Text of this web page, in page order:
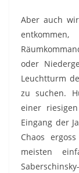
Aber auch
oder
Leuchtturm
zu suchen.
einer
Eingang der
Chaos
meisten